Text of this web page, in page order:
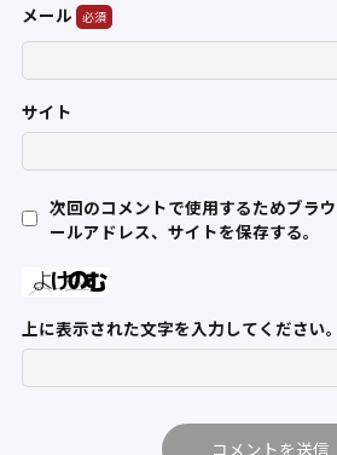
メール
サイト
次回のコメントで使用するためブラ
ールアドレス、サイトを保存する。
上に表示された文字を入力してください。